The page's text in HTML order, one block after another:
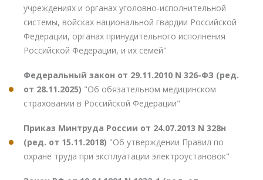
учреждениях и органах уголовно-исполнительной
системы, войсках национальной гвардии Российской
Федерации, органах принудительного исполнения
Российской Федерации, и их семей"
Федеральный закон от 29.11.2010 N 326-ФЗ (ред.
от 28.11.2025) "Об обязательном медицинском
страховании в Российской Федерации"
Приказ Минтруда России от 24.07.2013 N 328н
(ред. от 15.11.2018) "Об утверждении Правил по
охране труда при эксплуатации электроустановок"